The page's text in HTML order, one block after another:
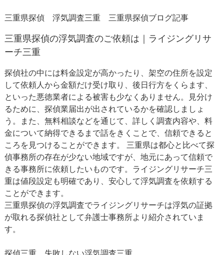
三重県探偵 浮気調査三重三重県探偵ブログ記事
三重県探偵の浮気調査のご依頼は｜ライジングリサ
ーチ三重
探偵社の中には料金設定が高かったり、架空の住所を設定
して依頼人から金額だけ受け取り、後日行方をくらます、
といった悪徳業者による被害も少なくありません。見分け
るために、探偵業届出が出されているかを確認しましょ
う。また、無料相談などを通じて、詳しく調査内容や、料
金について納得できるまで話をきくことで、信頼できると
ころを見つけることができます。 三重県は都心と比べて探
偵事務所の存在が少ない地域ですが、地元にあって信頼で
きる事務所に依頼したいものです。ライジングリサーチ三
重は値段設定も明確であり、安心して浮気調査を依頼する
ことができます。
三重県探偵の浮気調査でライジングリサーチは浮気の証拠
が取れる探偵社として弁護士事務所より紹介されていま
す。
探偵三重失敗しない浮気調査三重